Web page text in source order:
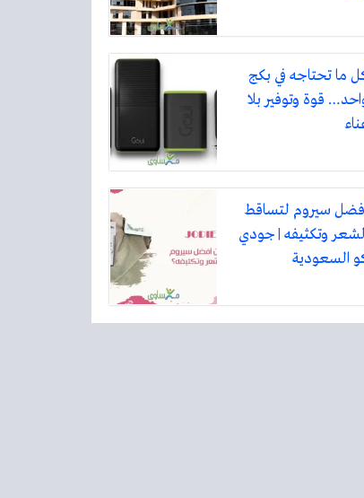
ما تحتاجه في بكج
قوة وتوفير بلا
سيروم لتساقط
وتكثيفه | جودي
السعودية